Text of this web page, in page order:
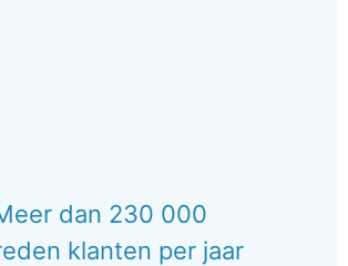
dan 230 000
klanten per jaar